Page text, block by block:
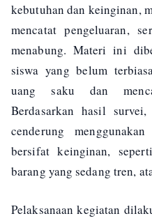
kebutuhan dan keinginan,
mencatat pengeluaran,
menabung. Materi ini
siswa yang belum
uang saku dan
Berdasarkan hasil
cenderung
bersifat keinginan,
barang yang sedang tren,
Pelaksanaan kegiatan